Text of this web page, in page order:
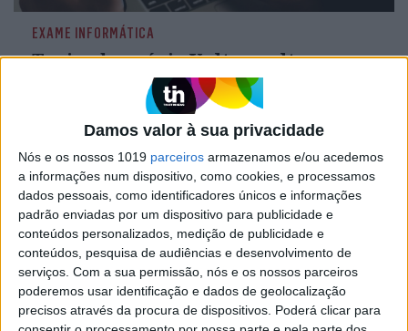
Damos valor à sua privacidade
Nós e os nossos 1019 parceiros armazenamos e/ou acedemos
a informações num dispositivo, como cookies, e processamos
dados pessoais, como identificadores únicos e informações
padrão enviadas por um dispositivo para publicidade e
conteúdos personalizados, medição de publicidade e
conteúdos, pesquisa de audiências e desenvolvimento de
serviços. Com a sua permissão, nós e os nossos parceiros
poderemos usar identificação e dados de geolocalização
precisos através da procura de dispositivos. Poderá clicar para
EXAME INFORMÁTICA
Trojan bancário Vultur volta a
atacar smartphones Android com
nova tática para enganar vítimas
Há uma nova campanha maliciosa a circular que
recorre a SMS fraudulentos para enganar
vítimas e levá-las a descarregar o trojan Vultur
para o smartphone. Até agora já foram afetadas
Instituições financeiras de Espanha, Austrália e
Alemanha
Exame Informática